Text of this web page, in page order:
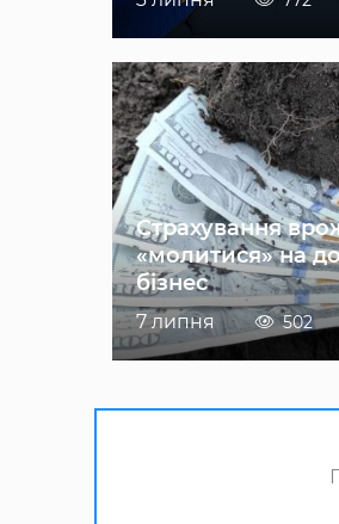
Страхування
«молитися» на
бізнес
7 липня 502